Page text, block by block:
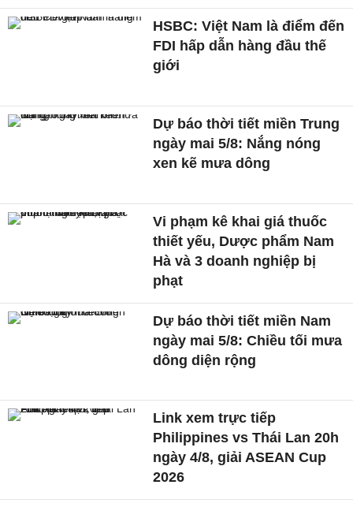
HSBC: Việt Nam là điểm đến
FDI hấp dẫn hàng đầu thế
giới
Dự báo thời tiết miền Trung
ngày mai 5/8: Nắng nóng
xen kẽ mưa dông
Vi phạm kê khai giá thuốc
thiết yếu, Dược phẩm Nam
Hà và 3 doanh nghiệp bị
phạt
Dự báo thời tiết miền Nam
ngày mai 5/8: Chiều tối mưa
dông diện rộng
Link xem trực tiếp
Philippines vs Thái Lan 20h
ngày 4/8, giải ASEAN Cup
2026